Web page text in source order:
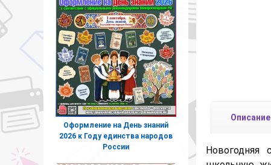
Описание
Новогодняя
Оформление на День знаний
2026 к Году единства народов
России